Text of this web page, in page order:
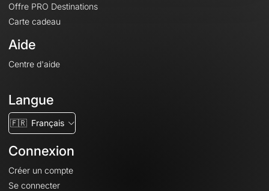
Offre PRO Destinations
Carte cadeau
Aide
Centre d'aide
Langue
🇫🇷 Français
Connexion
Créer un compte
Se connecter